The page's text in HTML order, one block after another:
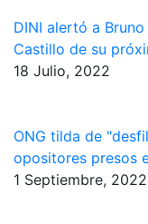
DINI alertó a
Castillo de su
18 Julio, 2022
ONG tilda de
opositores presos
1 Septiembre, 2022